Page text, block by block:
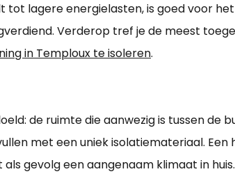
tot lagere energielasten, is goed voor
Verderop tref je de meest
in Temploux te isoleren.
de ruimte die aanwezig is tussen de
met een uniek isolatiemateriaal. Een
gevolg een aangenaam klimaat in